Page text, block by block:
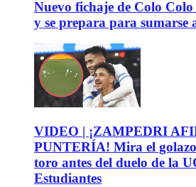
Nuevo fichaje de Colo
y se prepara para sumarse
VIDEO | ¡ZAMPEDRI
PUNTERÍA! Mira el
toro antes del duelo de la
Estudiantes